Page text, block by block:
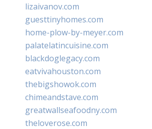
lizaivanov.com
guesttinyhomes.com
home-plow-by-meyer.com
palatelatincuisine.com
blackdoglegacy.com
eatvivahouston.com
thebigshowok.com
chimeandstave.com
greatwallseafoodny.com
theloverose.com